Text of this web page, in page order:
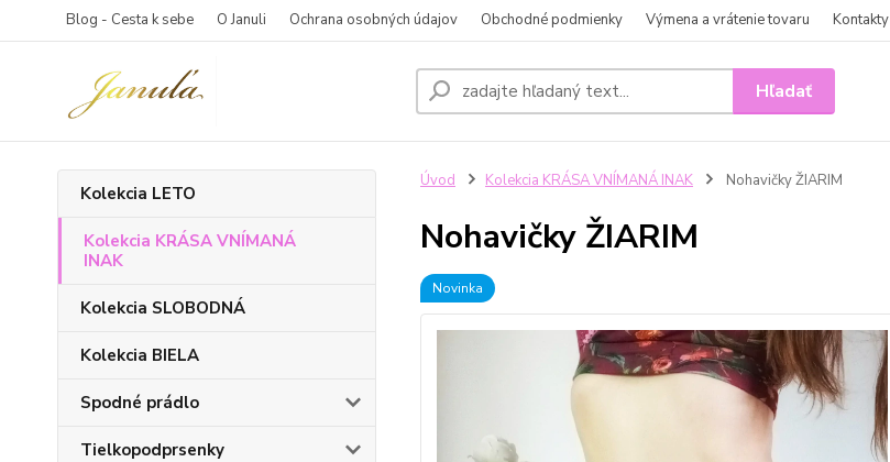
Blog - Cesta k sebe O Januli Ochrana osobných údajov Obchodné podmienky Výmena a vrátenie tovaru Kontakty
Hľadať
Kolekcia LETO
Kolekcia KRÁSA VNÍMANÁ
INAK
Kolekcia SLOBODNÁ
Kolekcia BIELA
Spodné prádlo
Tielkopodprsenky
Úvod Kolekcia KRÁSA VNÍMANÁ INAK Nohavičky ŽIARIM
Nohavičky ŽIARIM
Novinka